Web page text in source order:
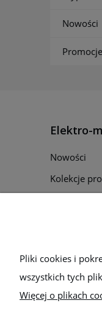
Nowości
Promocje
Elektro-
Nowości
Kolekcje
Pliki cookies i
wszystkich tych
Więcej o plikach